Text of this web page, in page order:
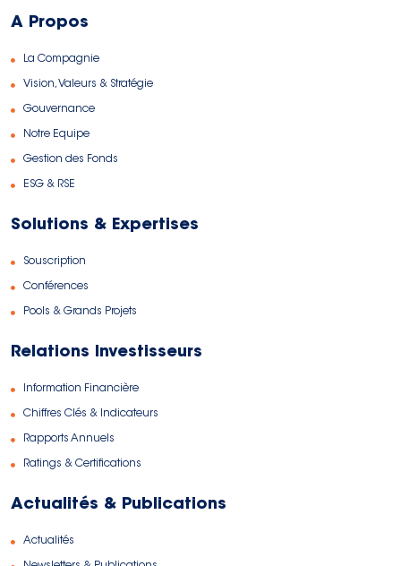
A Propos
La Compagnie
Vision, Valeurs & Stratégie
Gouvernance
Notre Equipe
Gestion des Fonds
ESG & RSE
Solutions & Expertises
Souscription
Conférences
Pools & Grands Projets
Relations Investisseurs
Information Financière
Chiffres Clés & Indicateurs
Rapports Annuels
Ratings & Certifications
Actualités & Publications
Actualités